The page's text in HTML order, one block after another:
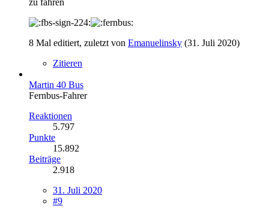
8 Mal editiert, zuletzt von Emanuelinsky (31. Juli 2020)
Zitieren
Martin 40 Bus
Fernbus-Fahrer
Reaktionen
5.797
Punkte
15.892
Beiträge
2.918
31. Juli 2020
#9